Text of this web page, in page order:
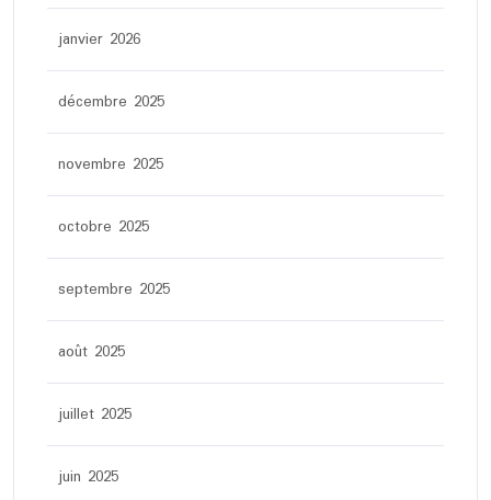
janvier 2026
décembre 2025
novembre 2025
octobre 2025
septembre 2025
août 2025
juillet 2025
juin 2025